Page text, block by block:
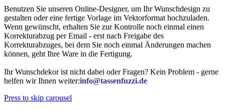
Benutzen Sie unseren Online-Designer, um Ihr Wunschdesign zu
gestalten oder eine fertige Vorlage im Vektorformat hochzuladen.
Wenn gewünscht, erhalten Sie zur Kontrolle noch einmal einen
Korrekturabzug per Email - erst nach Freigabe des
Korrekturabzuges, bei dem Sie noch einmal Änderungen machen
können, geht Ihre Ware in die Fertigung.
Ihr Wunschdekor ist nicht dabei oder Fragen? Kein Problem - gerne
helfen wir Ihnen weiter:info@tassenfuzzi.de
Press to skip carousel